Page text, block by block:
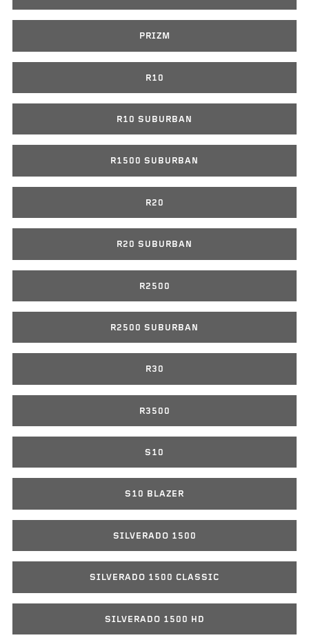
PRIZM
R10
R10 SUBURBAN
R1500 SUBURBAN
R20
R20 SUBURBAN
R2500
R2500 SUBURBAN
R30
R3500
S10
S10 BLAZER
SILVERADO 1500
SILVERADO 1500 CLASSIC
SILVERADO 1500 HD